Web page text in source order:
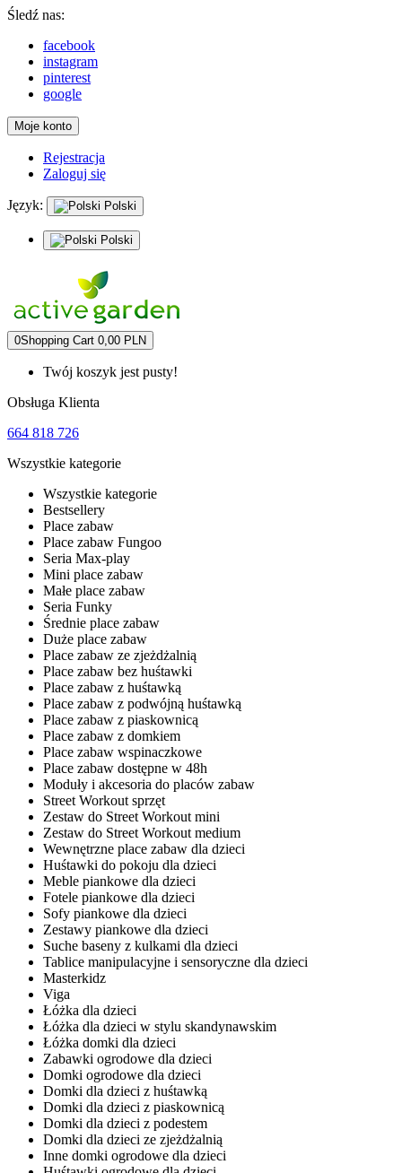
Śledź nas:
facebook
instagram
pinterest
google
Moje konto
Rejestracja
Zaloguj się
Język: Polski
Polski
0Shopping Cart 0,00 PLN
Twój koszyk jest pusty!
Obsługa Klienta
664 818 726
Wszystkie kategorie
Wszystkie kategorie
Bestsellery
Place zabaw
Place zabaw Fungoo
Seria Max-play
Mini place zabaw
Małe place zabaw
Seria Funky
Średnie place zabaw
Duże place zabaw
Place zabaw ze zjeżdżalnią
Place zabaw bez huśtawki
Place zabaw z huśtawką
Place zabaw z podwójną huśtawką
Place zabaw z piaskownicą
Place zabaw z domkiem
Place zabaw wspinaczkowe
Place zabaw dostępne w 48h
Moduły i akcesoria do placów zabaw
Street Workout sprzęt
Zestaw do Street Workout mini
Zestaw do Street Workout medium
Wewnętrzne place zabaw dla dzieci
Huśtawki do pokoju dla dzieci
Meble piankowe dla dzieci
Fotele piankowe dla dzieci
Sofy piankowe dla dzieci
Zestawy piankowe dla dzieci
Suche baseny z kulkami dla dzieci
Tablice manipulacyjne i sensoryczne dla dzieci
Masterkidz
Viga
Łóżka dla dzieci
Łóżka dla dzieci w stylu skandynawskim
Łóżka domki dla dzieci
Zabawki ogrodowe dla dzieci
Domki ogrodowe dla dzieci
Domki dla dzieci z huśtawką
Domki dla dzieci z piaskownicą
Domki dla dzieci z podestem
Domki dla dzieci ze zjeżdżalnią
Inne domki ogrodowe dla dzieci